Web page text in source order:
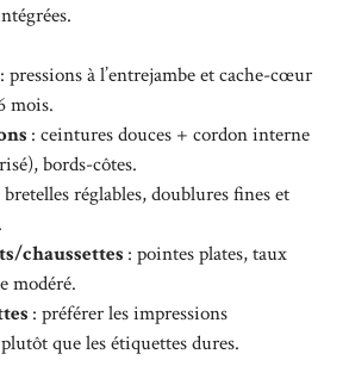
: pressions à l’entrejambe et cache-cœur
mois.
: ceintures douces + cordon interne
bords-côtes.
bretelles réglables, doublures fines et
chaussettes : pointes plates, taux
modéré.
: préférer les impressions
plutôt que les étiquettes dures.